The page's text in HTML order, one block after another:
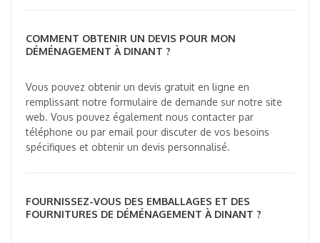
COMMENT OBTENIR UN DEVIS POUR MON
DÉMÉNAGEMENT À DINANT ?
Vous pouvez obtenir un devis gratuit en ligne en
remplissant notre formulaire de demande sur notre site
web. Vous pouvez également nous contacter par
téléphone ou par email pour discuter de vos besoins
spécifiques et obtenir un devis personnalisé.
FOURNISSEZ-VOUS DES EMBALLAGES ET DES
FOURNITURES DE DÉMÉNAGEMENT À DINANT ?